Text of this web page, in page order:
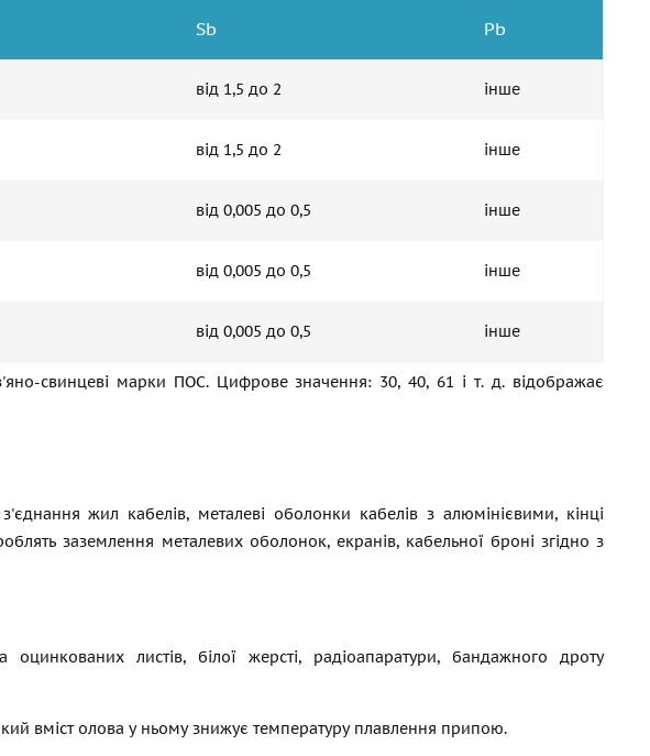
Sb Pb
від 1,5 до 2 інше
від 1,5 до 2 інше
від 0,005 до 0,5 інше
від 0,005 до 0,5 інше
від 0,005 до 0,5 інше
свинцеві марки ПОС. Цифрове значення: 30, 40, 61 і т. д. відображає
жил кабелів, металеві оболонки кабелів з алюмінієвими, кінці
заземлення металевих оболонок, екранів, кабельної броні згідно з
листів, білої жерсті, радіоапаратури, бандажного дроту
вміст олова у ньому знижує температуру плавлення припою.